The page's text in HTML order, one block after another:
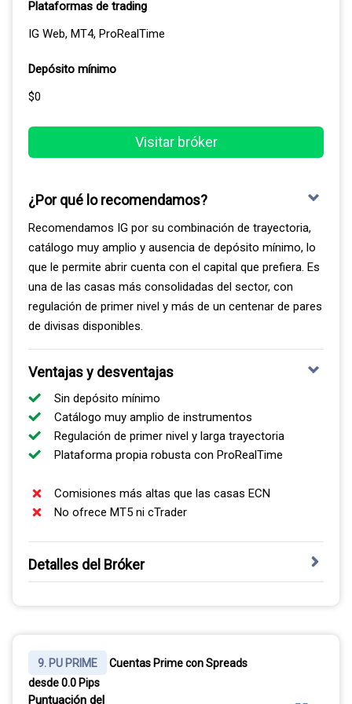
Plataformas de trading
IG Web, MT4, ProRealTime
Depósito mínimo
$0
Visitar bróker
¿Por qué lo recomendamos?
Recomendamos IG por su combinación de trayectoria,
catálogo muy amplio y ausencia de depósito mínimo, lo
que le permite abrir cuenta con el capital que prefiera. Es
una de las casas más consolidadas del sector, con
regulación de primer nivel y más de un centenar de pares
de divisas disponibles.
Ventajas y desventajas
Sin depósito mínimo
Catálogo muy amplio de instrumentos
Regulación de primer nivel y larga trayectoria
Plataforma propia robusta con ProRealTime
Comisiones más altas que las casas ECN
No ofrece MT5 ni cTrader
Detalles del Bróker
Ofrece más de 110 pares de divisas y un catálogo muy
extenso de índices, acciones, materias primas y
criptoactivos mediante CFD.
9. PU PRIME
Cuentas Prime con Spreads
desde 0.0 Pips
Puntuación del